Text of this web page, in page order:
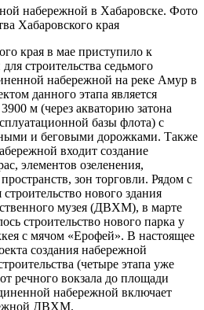
набережной в Хабаровске. Фото
Хабаровского края
края в мае приступило к
строительства седьмого
набережной на реке Амур в
данного этапа является
м (через акваторию затона
базы флота) с
и беговыми дорожками. Также
входит создание
элементов озеленения,
зон торговли. Рядом с
нового здания
музея (ДВХМ), в марте
строительство нового парка у
с мячом «Ерофей». В настоящее
создания набережной
(четыре этапа уже
речного вокзала до площади
набережной включает
ДВХМ.